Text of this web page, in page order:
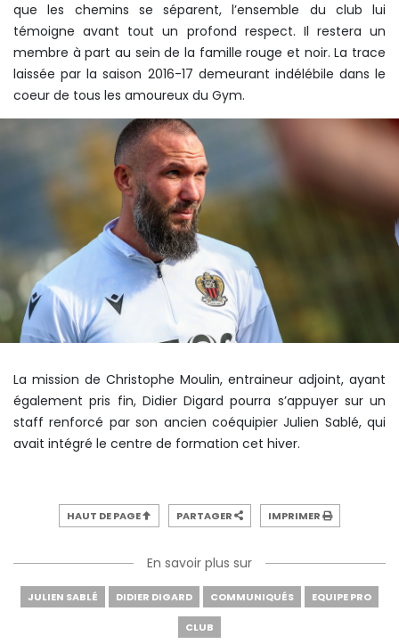
que les chemins se séparent, l’ensemble du club lui
témoigne avant tout un profond respect. Il restera un
membre à part au sein de la famille rouge et noir. La trace
laissée par la saison 2016-17 demeurant indélébile dans le
coeur de tous les amoureux du Gym.
La mission de Christophe Moulin, entraineur adjoint, ayant
également pris fin, Didier Digard pourra s’appuyer sur un
staff renforcé par son ancien coéquipier Julien Sablé, qui
avait intégré le centre de formation cet hiver.
HAUT DE PAGE PARTAGER IMPRIMER
En savoir plus sur
JULIEN SABLÉ DIDIER DIGARD COMMUNIQUÉS EQUIPE PRO
CLUB